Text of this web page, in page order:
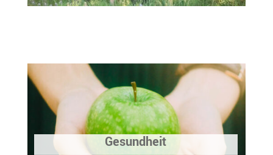
Gesundheit